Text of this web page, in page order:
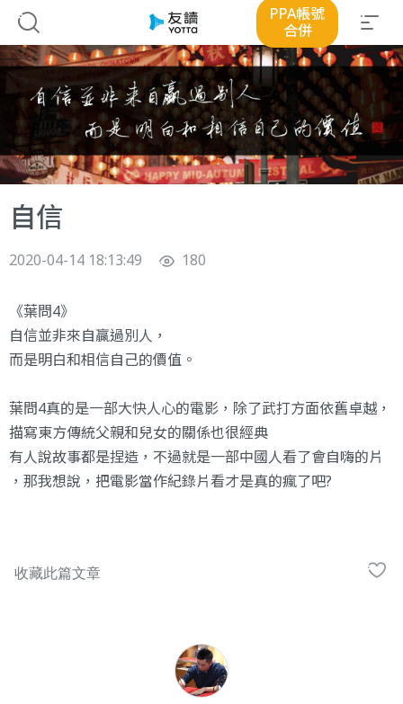
PPA帳號
合併
自信
2020-04-14 18:13:49 180
《葉問4》
自信並非來自贏過別人，
而是明白和相信自己的價值。
葉問4真的是一部大快人心的電影，除了武打方面依舊卓越，
描寫東方傳統父親和兒女的關係也很經典
有人說故事都是捏造，不過就是一部中國人看了會自嗨的片
，那我想說，把電影當作紀錄片看才是真的瘋了吧?